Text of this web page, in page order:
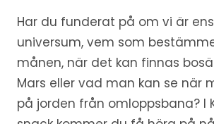
Har du funderat på om vi är
universum, vem som
månen, när det kan finnas
Mars eller vad man kan se när
på jorden från omloppsbana? I